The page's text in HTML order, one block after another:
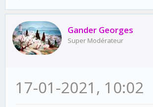
Gander Georges
Super Modérateur
17-01-2021, 10:02